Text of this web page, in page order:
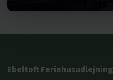
Ebeltoft Feriehusudlejning